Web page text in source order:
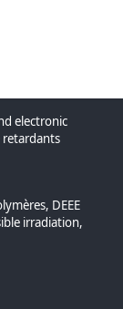
electronic
DEEE
irradiation,